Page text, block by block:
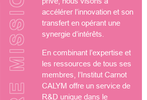
accélérer l’innovation et son
transfert en opérant une
synergie d’intérêts.
En combinant l’expertise et
les ressources de tous ses
membres, l’Institut Carnot
CALYM offre un service de
R&D unique dans le